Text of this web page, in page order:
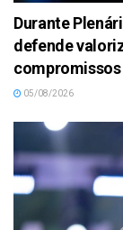
Durante
defende
05/08/2026